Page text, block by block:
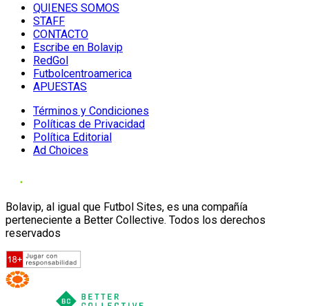
QUIENES SOMOS
STAFF
CONTACTO
Escribe en Bolavip
RedGol
Futbolcentroamerica
APUESTAS
Términos y Condiciones
Políticas de Privacidad
Política Editorial
Ad Choices
Bolavip, al igual que Futbol Sites, es una compañía
perteneciente a Better Collective. Todos los derechos
reservados